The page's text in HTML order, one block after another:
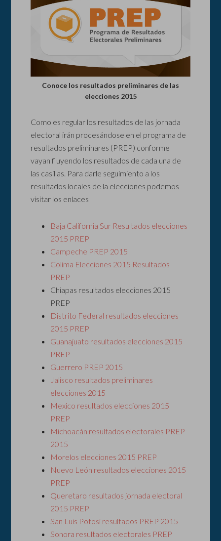
Conoce los resultados preliminares de las
elecciones 2015
Como es regular los resultados de las jornada
electoral irán procesándose en el programa de
resultados preliminares (PREP) conforme
vayan fluyendo los resultados de cada una de
las casillas. Para darle seguimiento a los
resultados locales de la elecciones podemos
visitar los enlaces
Baja California Sur Resultados elecciones
2015 PREP
Campeche PREP 2015
Colima Elecciones 2015 Resultados
PREP
Chiapas resultados elecciones 2015
PREP
Distrito Federal resultados elecciones
2015 PREP
Guanajuato resultados elecciones 2015
PREP
Guerrero PREP 2015
Jalisco resultados preliminares
elecciones 2015
Mexico resultados elecciones 2015
PREP
Michoacán resultados electorales PREP
2015
Morelos elecciones 2015 PREP
Nuevo León resultados elecciones 2015
PREP
Queretaro resultados jornada electoral
2015 PREP
San Luis Potosí resultados PREP 2015
Sonora resultados electorales PREP